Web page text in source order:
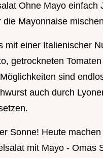
Ohne Mayo einfach
die Mayonnaise
mit einer Italienischer
getrockneten Tomaten
sind
auch durch
Sonne! Heute machen
mit Mayo - Omas